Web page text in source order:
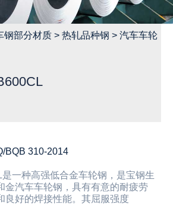
钢部分材质 > 热轧品种钢 > 汽车车轮
BQB 310-2014
一种高强低合金车轮钢，是宝钢生
金汽车车轮钢，具有有意的耐疲劳
良好的焊接性能。其屈服强度